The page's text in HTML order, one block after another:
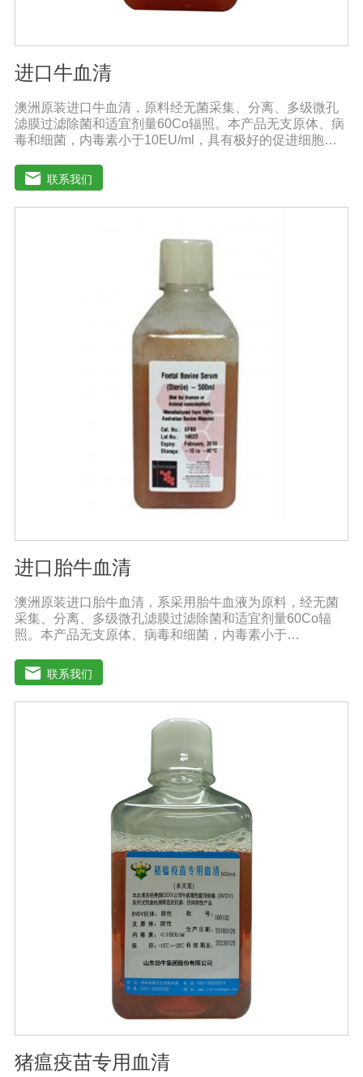
进口牛血清
澳洲原装进口牛血清，原料经无菌采集、分离、多级微孔
滤膜过滤除菌和适宜剂量60Co辐照。本产品无支原体、病
毒和细菌，内毒素小于10EU/ml，具有极好的促进细胞增
官的分离、培养及单克隆抗体的制备和疫苗的研制及生
产。质量标准：符合《中华人民共和国兽药典》2020版、
欧洲药典、美国药典质量标准。规格：500ml/瓶保
步解冻法（ -20℃→2-8℃→ 室温），可减少沉淀的产生使
联系我们
进口胎牛血清
澳洲原装进口胎牛血清，系采用胎牛血液为原料，经无菌
采集、分离、多级微孔滤膜过滤除菌和适宜剂量60Co辐
照。本产品无支原体、病毒和细菌，内毒素小于
细胞及多种细胞株的培养、扩增和保藏、组织器官的分
离、培养及单克隆抗体的制备和疫苗的研制及生产。质量
标准：符合《中华人民共和国药典》2020版、符合《中华
人民共和国兽药典》2020版、欧洲药典、美国药典质量标
准。规格：500ml/瓶保存：-15℃―-20℃有效期：5年注
意事项：解冻：采用逐步解冻法（ -20℃→2-8℃→ 室
温），可减少沉淀的产生使血清质量不会受到影响。
联系我们
猪瘟疫苗专用血清